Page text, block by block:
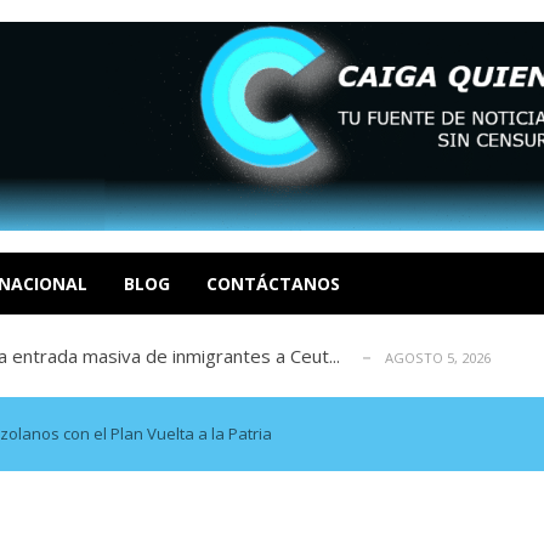
BLOG CONTÁCTANOS
I por la libertad inmediata de l... AGOSTO 5, 2026
revisión de su solicitud de l... AGOSTO 5, 2026
según ONG AGOSTO 5, 2026
entrada masiva de inmigrantes a Ceut...
La tragedia de Venezuela no admi... AGOSTO 5, 2026
I por la libertad inmediata de l... AGOSTO 5, 2026
revisión de su solicitud de l...
según ONG AGOSTO 5, 2026
con el Plan Vuelta a la Patria